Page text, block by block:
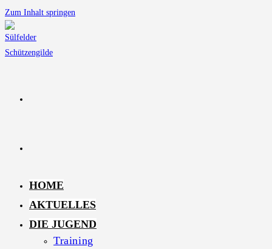
Zum Inhalt springen
HOME
AKTUELLES
DIE JUGEND
Training